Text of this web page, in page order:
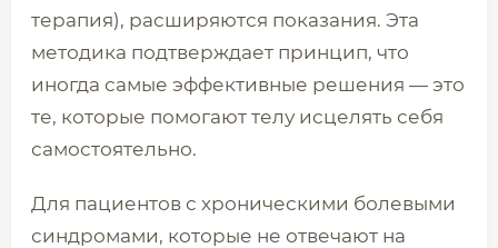
терапия), расширяются показания. Эта
методика подтверждает принцип, что
иногда самые эффективные решения — это
те, которые помогают телу исцелять себя
самостоятельно.
Для пациентов с хроническими болевыми
синдромами, которые не отвечают на